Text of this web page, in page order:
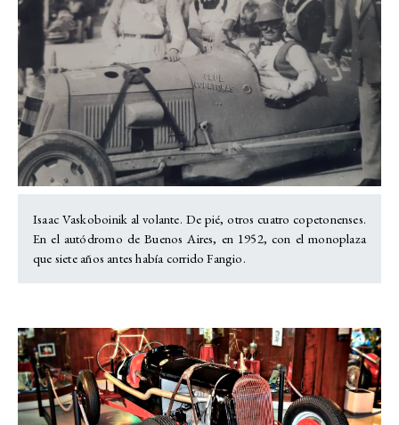
Isaac Vaskoboinik al volante. De pié, otros cuatro copetonenses.
En el autódromo de Buenos Aires, en 1952, con el monoplaza
que siete años antes había corrido Fangio.